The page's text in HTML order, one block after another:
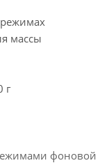
массы
г
фоновой